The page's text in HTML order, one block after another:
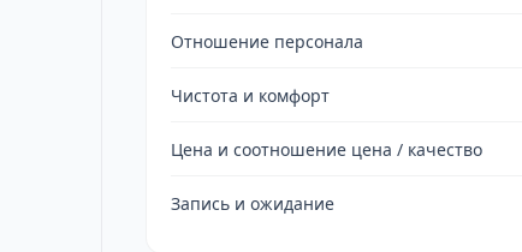
Отношение персонала
Чистота и комфорт
Цена и соотношение цена / качество
Запись и ожидание